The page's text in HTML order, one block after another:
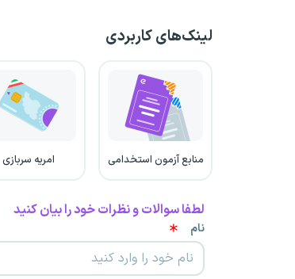
لینک‌های کاربردی
منابع آزمون استخدامی امریه سربازی
لطفا سوالات و نظرات خود را بیان کنید
نام